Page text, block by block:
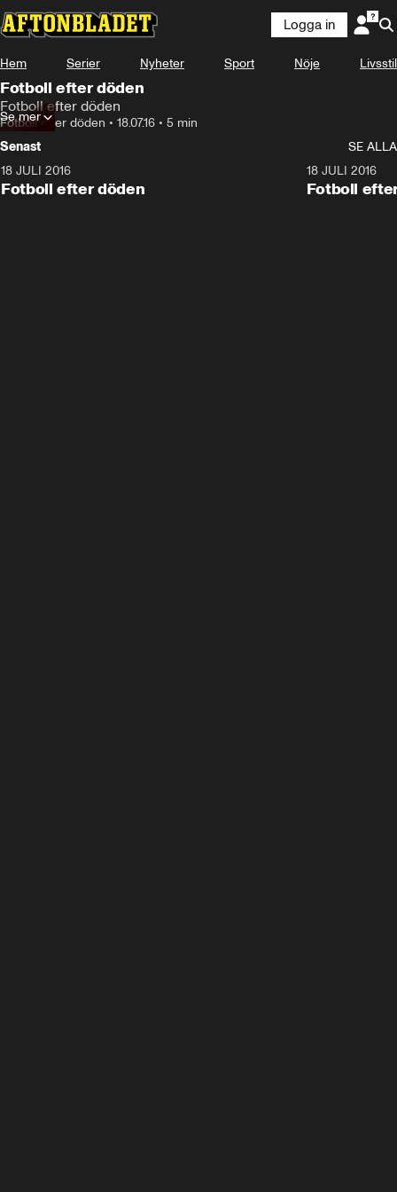
Logga in
Hem Serier Nyheter Sport Nöje Livsstil
Fotboll efter döden
Fotboll efter döden
Fotboll efter döden • 18.07.16 • 5 min
Se mer
Senast
SE ALLA
18 JULI 2016
Fotboll efter döden
18 JULI 2016
Fotboll